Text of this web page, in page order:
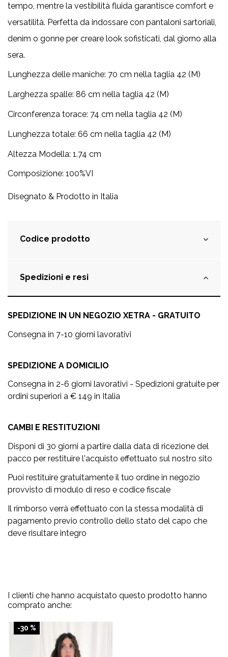
tempo, mentre la vestibilità fluida garantisce comfort e
versatilità. Perfetta da indossare con pantaloni sartoriali,
denim o gonne per creare look sofisticati, dal giorno alla
sera.
Lunghezza delle maniche: 70 cm nella taglia 42 (M)
Larghezza spalle: 86 cm nella taglia 42 (M)
Circonferenza torace: 74 cm nella taglia 42 (M)
Lunghezza totale: 66 cm nella taglia 42 (M)
Altezza Modella: 1.74 cm
Composizione: 100%VI
Disegnato & Prodotto in Italia
Codice prodotto
Spedizioni e resi
SPEDIZIONE IN UN NEGOZIO XETRA - GRATUITO
Consegna in 7-10 giorni lavorativi
SPEDIZIONE A DOMICILIO
Consegna in 2-6 giorni lavorativi - Spedizioni gratuite per
ordini superiori a € 149 in Italia
CAMBI E RESTITUZIONI
Disponi di 30 giorni a partire dalla data di ricezione del
pacco per restituire l'acquisto effettuato sul nostro sito
Puoi restituire gratuitamente il tuo ordine in negozio
provvisto di modulo di reso e codice fiscale
Il rimborso verrà effettuato con la stessa modalità di
pagamento previo controllo dello stato del capo che
deve risultare integro
I clienti che hanno acquistato questo prodotto hanno
comprato anche:
-30 %